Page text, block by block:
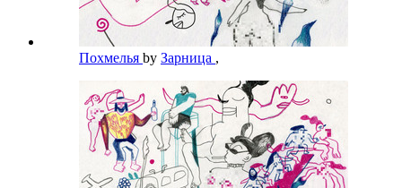
Похмелья by Зарница ,